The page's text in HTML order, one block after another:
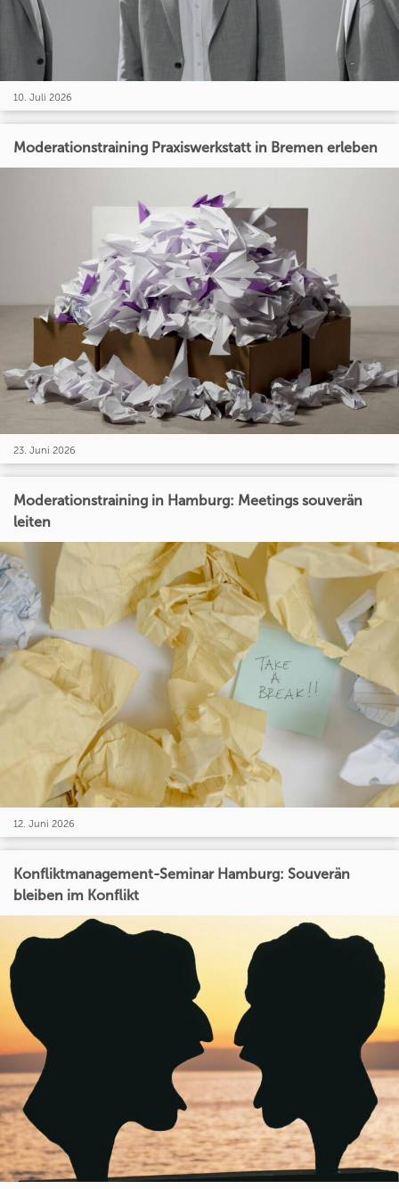
10. Juli 2026
Moderationstraining Praxiswerkstatt in Bremen erleben
23. Juni 2026
Moderationstraining in Hamburg: Meetings souverän
leiten
12. Juni 2026
Konfliktmanagement-Seminar Hamburg: Souverän
bleiben im Konflikt